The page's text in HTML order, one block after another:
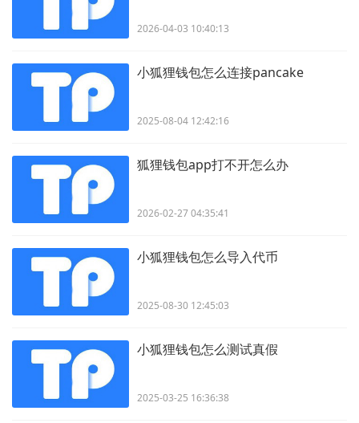
2026-04-03 10:40:13
小狐狸钱包怎么连接pancake
2025-08-04 12:42:16
狐狸钱包app打不开怎么办
2026-02-27 04:35:41
小狐狸钱包怎么导入代币
2025-08-30 12:45:03
小狐狸钱包怎么测试真假
2025-03-25 16:36:38